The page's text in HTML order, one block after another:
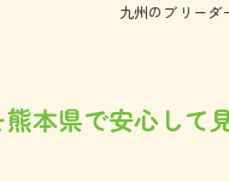
九州のブリーダ
本県で安心して